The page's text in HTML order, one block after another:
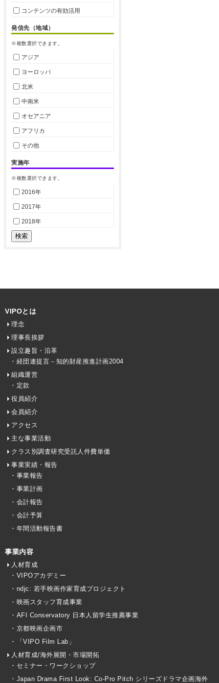
コンテンツの有効活用
発信先（地域）
※複数選択できます。
アジア
ヨーロッパ
北米
中南米
オセアニア
アフリカ
その他
実施年
※複数選択できます。
2016年
2017年
2018年
VIPOとは
理念
理事長挨拶
設立趣旨・沿革
・経団連提言－知的財産推進計画2004
組織運営
・定款
役員紹介
会員紹介
アクセス
主な事業活動
クラス別調査研究受託人件費単価
事業実績・報告
・事業報告
・事業計画
・会計報告
・会計予算
・年間活動報告書
事業内容
人材育成
・VIPOアカデミー
・ndjc: 若手映画作家育成プロジェクト
・映画スタッフ育成事業
・AFI Conservatory 日本人留学生推薦事業
・京都映画企画市
・「VIPO Film Lab」
人材育成/海外展開・市場開拓
・セミナー・ワークショップ
・Japan Drama First Look: Co-Pro Pitch シリーズドラマ企画海外